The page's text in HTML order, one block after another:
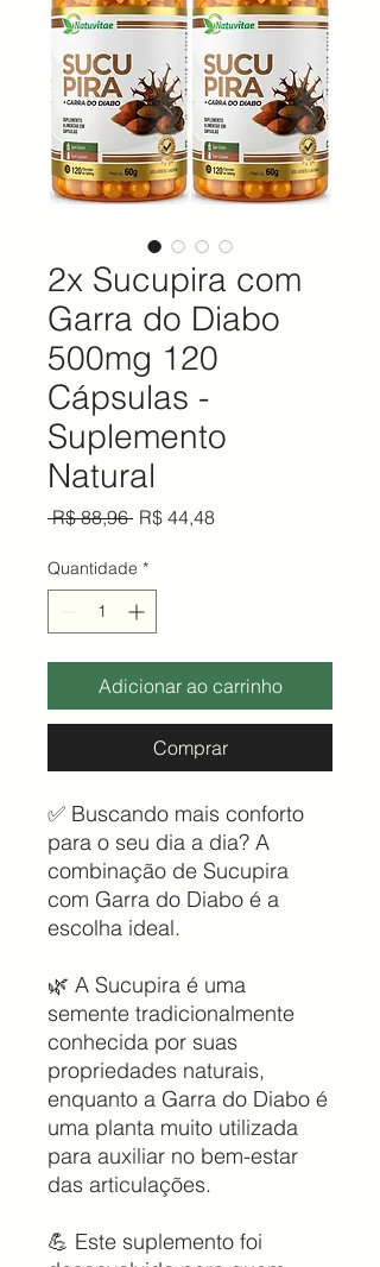
2x Sucupira com
Garra do Diabo
500mg 120
Cápsulas -
Suplemento
Natural
R$ 88,96 Preço normal
R$ 44,48Preço promocional
Quantidade *
Adicionar ao carrinho
Comprar
✅ Buscando mais conforto
para o seu dia a dia? A
combinação de Sucupira
com Garra do Diabo é a
escolha ideal.
🌿 A Sucupira é uma
semente tradicionalmente
conhecida por suas
propriedades naturais,
enquanto a Garra do Diabo é
uma planta muito utilizada
para auxiliar no bem-estar
das articulações.
💪 Este suplemento foi